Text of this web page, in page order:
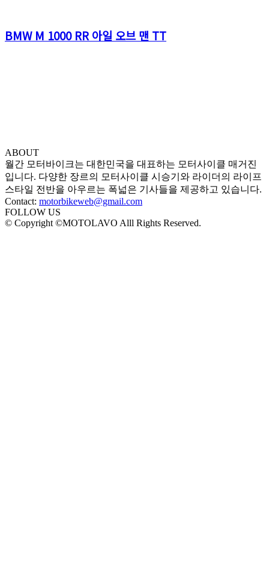
BMW M 1000 RR 아일 오브 맨 TT
ABOUT
월간 모터바이크는 대한민국을 대표하는 모터사이클 매거진
입니다. 다양한 장르의 모터사이클 시승기와 라이더의 라이프
스타일 전반을 아우르는 폭넓은 기사들을 제공하고 있습니다.
Contact: motorbikeweb@gmail.com
FOLLOW US
© Copyright ©MOTOLAVO Alll Rights Reserved.